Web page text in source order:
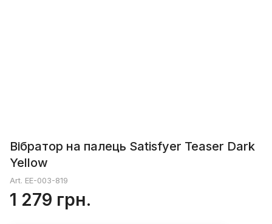
Вібратор на палець Satisfyer Teaser Dark
Yellow
Art. EE-003-819
1 279 грн.